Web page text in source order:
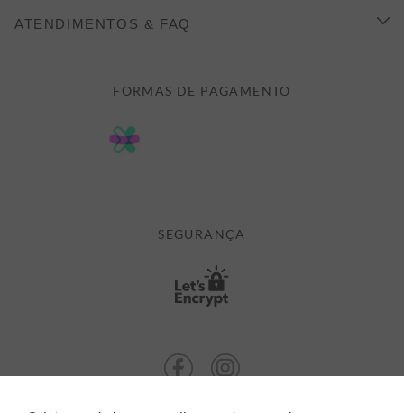
FORMAS DE PAGAMENTO
POLÍTICA DE PRIVACIDADE
ATENDIMENTOS & FAQ
ATENDIMENTO@ALEATORYSTORE.COM.BR
FORMAS DE PAGAMENTO
SEGURANÇA